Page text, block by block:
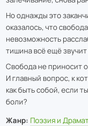
Но однажды это
оказалось, что
невозможность
тишина всё ещё
Свобода не приносит
И главный вопрос, к
как быть собой, если
боли?
Жанр: Поэзия и